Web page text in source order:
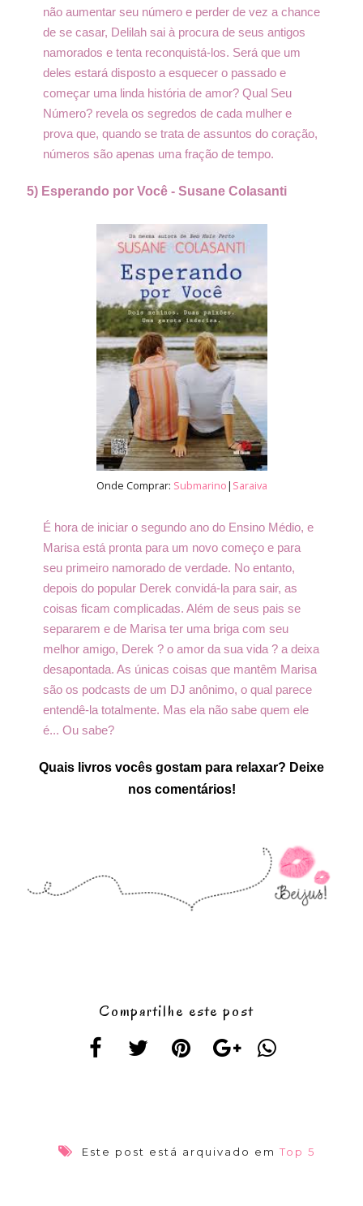
não aumentar seu número e perder de vez a chance
de se casar, Delilah sai à procura de seus antigos
namorados e tenta reconquistá-los. Será que um
deles estará disposto a esquecer o passado e
começar uma linda história de amor? Qual Seu
Número? revela os segredos de cada mulher e
prova que, quando se trata de assuntos do coração,
números são apenas uma fração de tempo.
5) Esperando por Você - Susane Colasanti
Onde Comprar: Submarino| Saraiva
É hora de iniciar o segundo ano do Ensino Médio, e
Marisa está pronta para um novo começo e para
seu primeiro namorado de verdade. No entanto,
depois do popular Derek convidá-la para sair, as
coisas ficam complicadas. Além de seus pais se
separarem e de Marisa ter uma briga com seu
melhor amigo, Derek ? o amor da sua vida ? a deixa
desapontada. As únicas coisas que mantêm Marisa
são os podcasts de um DJ anônimo, o qual parece
entendê-la totalmente. Mas ela não sabe quem ele
é... Ou sabe?
Quais livros vocês gostam para relaxar? Deixe
nos comentários!
Compartilhe este post
Este post está arquivado em Top 5